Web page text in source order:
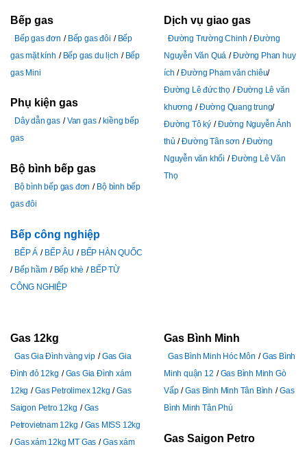
Bếp gas
Bếp gas đơn Bếp gas đôi
Bếp
gas mặt kính
Bếp gas du lịch
Bếp
gas Mini
Phụ kiện gas
Dây dẫn gas Van gas
kiềng bếp
gas
Bộ bình bếp gas
Bộ bình bếp gas đơn
Bộ bình bếp
gas đôi
Bếp công nghiệp
BẾP Á BẾP ÂU
BẾP HÀN QUỐC
Bếp hầm
Bếp khè
BẾP TỪ
CÔNG NGHIỆP
Dịch vụ giao gas
Đường Trường Chinh
Đường
Nguyễn Văn Quá
Đường Phan huy
ích
Đường Pham văn chiêu
Đường Lê đức thọ
Đường Lê văn
khương
Đường Quang trung
Đường Tô ký
Đường Nguyễn Ảnh
thủ
Đường Tân sơn
Đường
Nguyễn văn khối
Đường Lê Văn
Thọ
Gas 12kg
Gas Gia Đình vàng vip
Gas Gia
Đình đỏ 12kg
Gas Gia Đình xám
12kg
Gas Petrolimex 12kg
Gas
Saigon Petro 12kg
Gas
Petrovietnam 12kg
Gas MISS 12kg
Gas xám 12kg MT Gas
Gas xám
Gas Bình Minh
Gas Bình Minh Hóc Môn
Gas Bình
Minh quận 12
Gas Bình Minh Gò
Vấp
Gas Bình Minh Tân Bình
Gas
Bình Minh Tân Phú
Gas Saigon Petro